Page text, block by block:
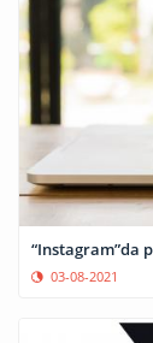
“Instagram”da
03-08-2021